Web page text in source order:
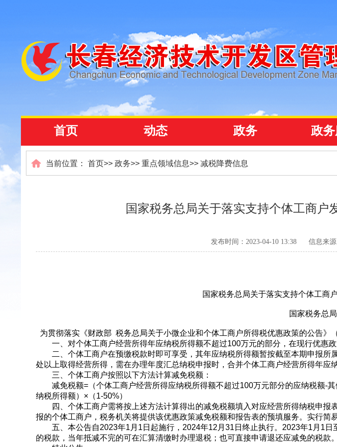
首页 动态 政务 政
当前位置： 首页>> 政务>> 重点领域信息>> 减税降费信息
国家税务总局关于落实支持个体工商户
发布时间：2023-04-10 13:38 信息来
国家税务总局关于落实支持个体工商
国家税务总
为贯彻落实《财政部 税务总局关于小微企业和个体工商户所得税优惠政策的公告》
一、对个体工商户经营所得年应纳税所得额不超过100万元的部分，在现行优惠政
二、个体工商户在预缴税款时即可享受，其年应纳税所得额暂按截至本期申报所
处以上取得经营所得，需在办理年度汇总纳税申报时，合并个体工商户经营所得年应
三、个体工商户按照以下方法计算减免税额：
减免税额=（个体工商户经营所得应纳税所得额不超过100万元部分的应纳税额-
纳税所得额）×（1-50%）
四、个体工商户需将按上述方法计算得出的减免税额填入对应经营所得纳税申报
报的个体工商户，税务机关将提供该优惠政策减免税额和报告表的预填服务。实行简
五、本公告自2023年1月1日起施行，2024年12月31日终止执行。2023年1月1日
的税款，当年抵减不完的可在汇算清缴时办理退税；也可直接申请退还应减免的税款。